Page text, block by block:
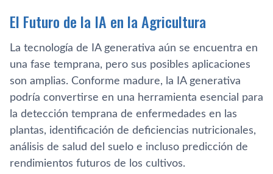
El Futuro de la IA en la Agricultura
La tecnología de IA generativa aún se encuentra en
una fase temprana, pero sus posibles aplicaciones
son amplias. Conforme madure, la IA generativa
podría convertirse en una herramienta esencial para
la detección temprana de enfermedades en las
plantas, identificación de deficiencias nutricionales,
análisis de salud del suelo e incluso predicción de
rendimientos futuros de los cultivos.